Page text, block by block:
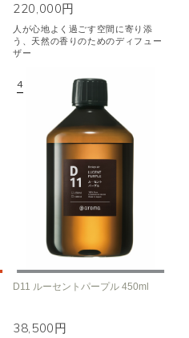
220,000円
人が心地よく過ごす空間に寄り添
う、天然の香りのためのディフュー
ザー
D11 ルーセントパープル 450ml
38,500円